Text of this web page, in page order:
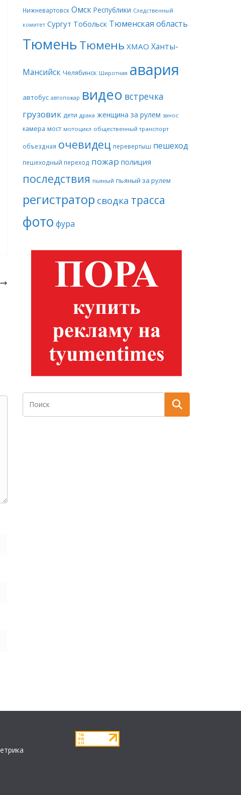
Нижневартовск Омск Республики Следственный
комитет Сургут Тобольск Тюменская область
ТюменьТюмень ХМАО Ханты-
Мансийск Челябинск Широтная авария
автобус автопожар видео встречка
грузовик дети драка женщина за рулем занос
камера мост мотоцикл общественный транспорт
объездная очевидец перевертыш пешеход
пешеходный переход пожар полиция
последствия пьяный пьяный за рулем
регистратор сводка трасса
фото фура